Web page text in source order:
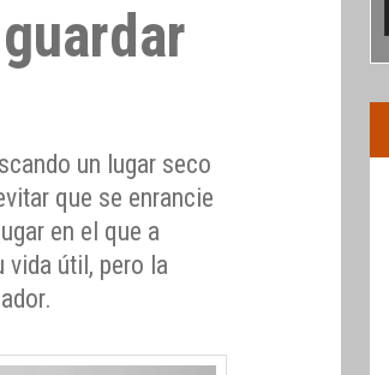
un lugar seco
que se enrancie
en el que a
vida útil, pero la